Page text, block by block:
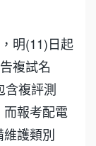
明(11)日起
複試名
含複評測
報考配電
護類別